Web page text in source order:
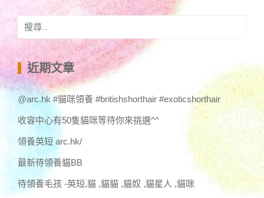
搜
鍵
字:
近期文章
@arc.hk #貓咪領養 #britishshorthair #exoticshorthair
收容中心有50隻貓咪等待你來挑選^^
領養英短 arc.hk/
最新待領養貓BB
待領養毛孩 -英短,貓 ,貓貓 ,貓奴 ,貓星人 ,貓咪